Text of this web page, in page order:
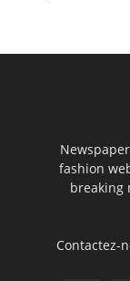
fashion
breaking
Contactez-